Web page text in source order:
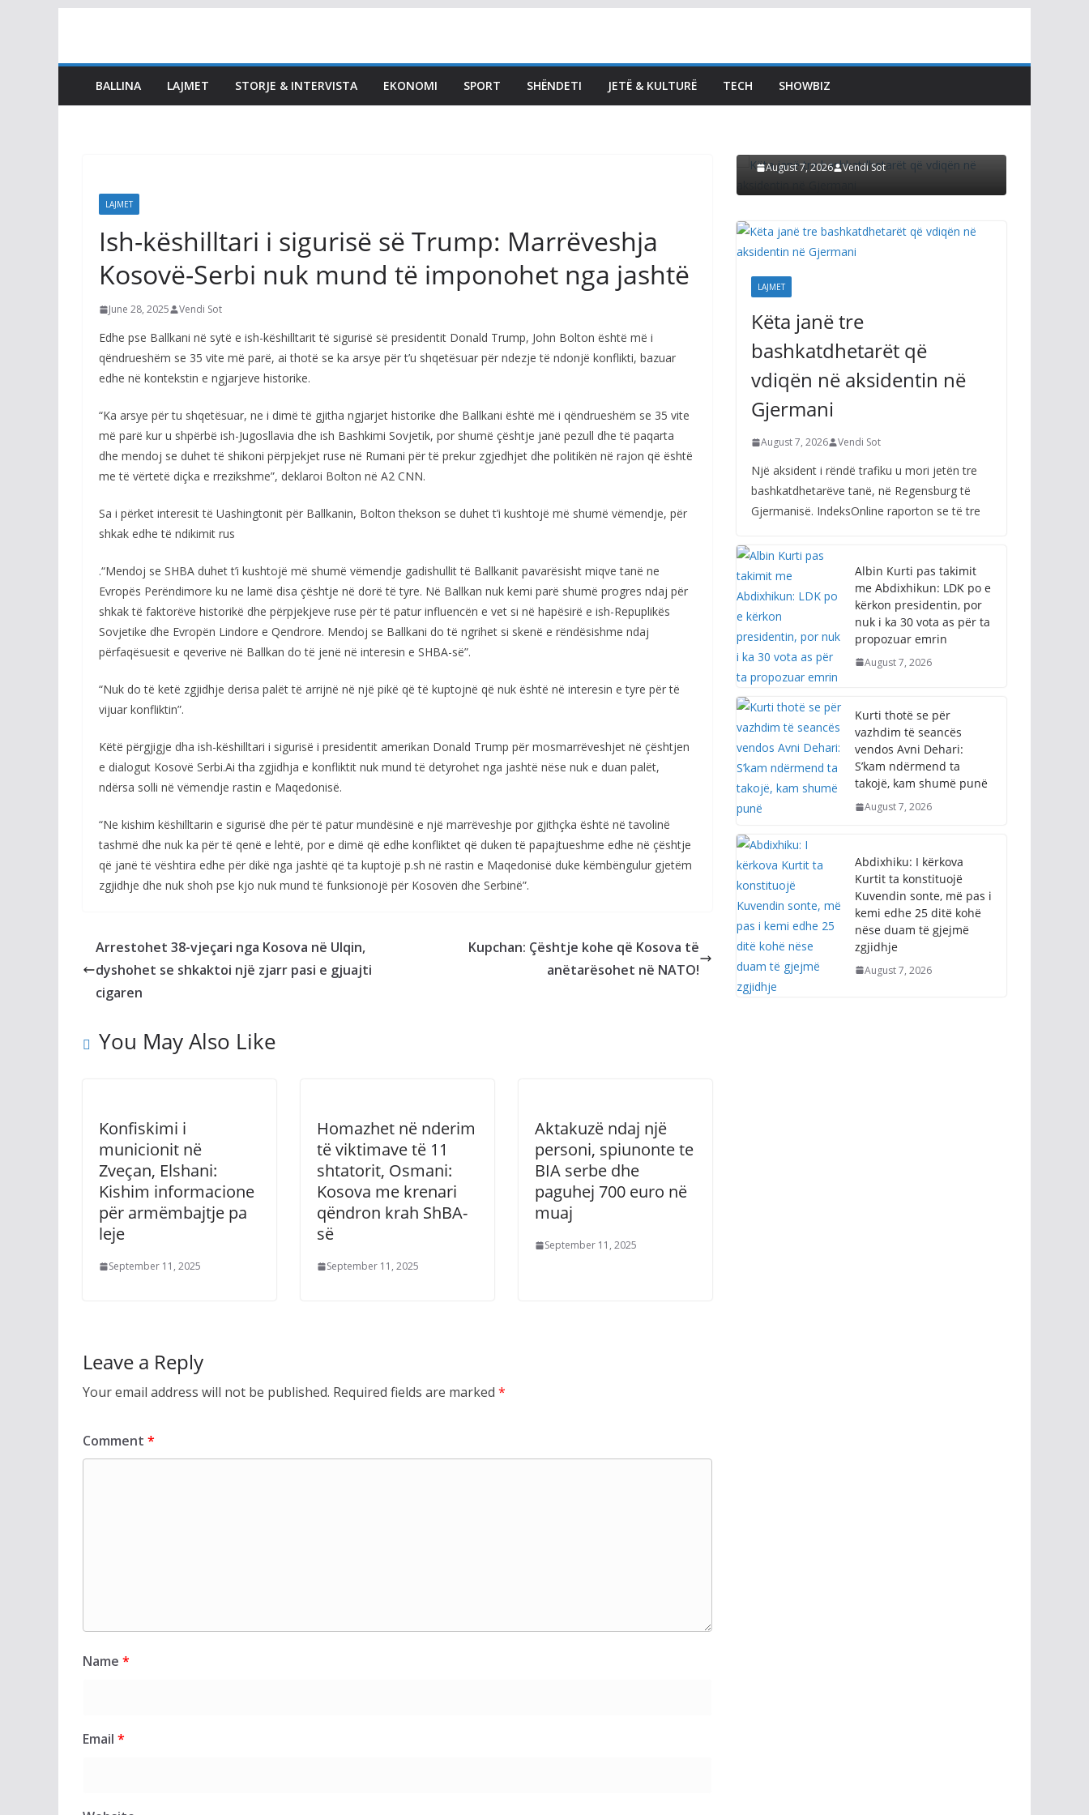
content
BALLINA LAJMET STORJE & INTERVISTA EKONOMI SPORT SHËNDETI JETË & KULTURË TECH SHOWBIZ
LAJMET
Ish-këshilltari i sigurisë së Trump: Marrëveshja
Kosovë-Serbi nuk mund të imponohet nga jashtë
June 28, 2025 Vendi Sot
Edhe pse Ballkani në sytë e ish-këshilltarit të sigurisë së presidentit Donald Trump, John Bolton është më i
qëndrueshëm se 35 vite më parë, ai thotë se ka arsye për t’u shqetësuar për ndezje të ndonjë konflikti, bazuar
edhe në kontekstin e ngjarjeve historike.
“Ka arsye për tu shqetësuar, ne i dimë të gjitha ngjarjet historike dhe Ballkani është më i qëndrueshëm se 35 vite
më parë kur u shpërbë ish-Jugosllavia dhe ish Bashkimi Sovjetik, por shumë çështje janë pezull dhe të paqarta
dhe mendoj se duhet të shikoni përpjekjet ruse në Rumani për të prekur zgjedhjet dhe politikën në rajon që është
me të vërtetë diçka e rrezikshme”, deklaroi Bolton në A2 CNN.
Sa i përket interesit të Uashingtonit për Ballkanin, Bolton thekson se duhet t’i kushtojë më shumë vëmendje, për
shkak edhe të ndikimit rus
.“Mendoj se SHBA duhet t’i kushtojë më shumë vëmendje gadishullit të Ballkanit pavarësisht miqve tanë ne
Evropës Perëndimore ku ne lamë disa çështje në dorë të tyre. Në Ballkan nuk kemi parë shumë progres ndaj për
shkak të faktorëve historikë dhe përpjekjeve ruse për të patur influencën e vet si në hapësirë e ish-Repuplikës
Sovjetike dhe Evropën Lindore e Qendrore. Mendoj se Ballkani do të ngrihet si skenë e rëndësishme ndaj
përfaqësuesit e qeverive në Ballkan do të jenë në interesin e SHBA-së”.
“Nuk do të ketë zgjidhje derisa palët të arrijnë në një pikë që të kuptojnë që nuk është në interesin e tyre për të
vijuar konfliktin”.
Këtë përgjigje dha ish-këshilltari i sigurisë i presidentit amerikan Donald Trump për mosmarrëveshjet në çështjen
e dialogut Kosovë Serbi.Ai tha zgjidhja e konfliktit nuk mund të detyrohet nga jashtë nëse nuk e duan palët,
ndërsa solli në vëmendje rastin e Maqedonisë.
“Ne kishim këshilltarin e sigurisë dhe për të patur mundësinë e një marrëveshje por gjithçka është në tavolinë
tashmë dhe nuk ka për të qenë e lehtë, por e dimë që edhe konfliktet që duken të papajtueshme edhe në çështje
që janë të vështira edhe për dikë nga jashtë që ta kuptojë p.sh në rastin e Maqedonisë duke këmbëngulur gjetëm
zgjidhje dhe nuk shoh pse kjo nuk mund të funksionojë për Kosovën dhe Serbinë”.
Arrestohet 38-vjeçari nga Kosova në Ulqin,
dyshohet se shkaktoi një zjarr pasi e gjuajti
cigaren
Kupchan: Çështje kohe që Kosova të
anëtarësohet në NATO!
You May Also Like
Konfiskimi i
municionit në
Zveçan, Elshani:
Kishim informacione
për armëmbajtje pa
leje
September 11, 2025
Homazhet në nderim
të viktimave të 11
shtatorit, Osmani:
Kosova me krenari
qëndron krah ShBA-
së
September 11, 2025
Aktakuzë ndaj një
personi, spiunonte te
BIA serbe dhe
paguhej 700 euro në
muaj
September 11, 2025
Leave a Reply
Your email address will not be published. Required fields are marked *
Comment *
Name *
Email *
Kurtit ta konstituojë
Kuvendin sonte, më pas i
kemi edhe 25 ditë kohë
Këta janë tre
bashkatdhetarët që
vdiqën në aksidentin në
August 7, 2026 Vendi Sot
Albin
LAJMET
Këta janë tre
bashkatdhetarët që
vdiqën në aksidentin në
Gjermani
August 7, 2026 Vendi Sot
Një aksident i rëndë trafiku u mori jetën tre
bashkatdhetarëve tanë, në Regensburg të
Gjermanisë. IndeksOnline raporton se të tre
Albin Kurti pas takimit
me Abdixhikun: LDK po e
kërkon presidentin, por
nuk i ka 30 vota as për ta
propozuar emrin
August 7, 2026
Kurti thotë se për
vazhdim të seancës
vendos Avni Dehari:
S’kam ndërmend ta
takojë, kam shumë punë
August 7, 2026
Abdixhiku: I kërkova
Kurtit ta konstituojë
Kuvendin sonte, më pas i
kemi edhe 25 ditë kohë
nëse duam të gjejmë
zgjidhje
August 7, 2026